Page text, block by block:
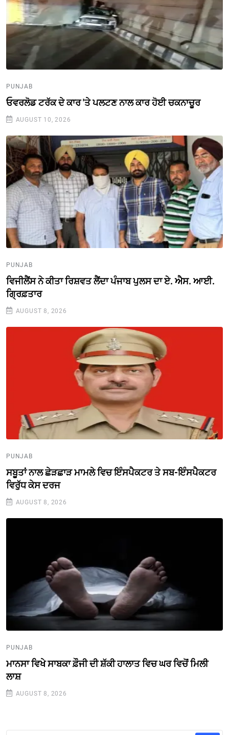
PUNJAB
ਓਵਰਲੋਡ ਟਰੱਕ ਦੇ ਕਾਰ 'ਤੇ ਪਲਟਣ ਨਾਲ ਕਾਰ ਹੋਈ ਚਕਨਾਚੂਰ
AUGUST 10, 2026
PUNJAB
ਵਿਜੀਲੈਂਸ ਨੇ ਕੀਤਾ ਰਿਸ਼ਵਤ ਲੈਂਦਾ ਪੰਜਾਬ ਪੁਲਸ ਦਾ ਏ. ਐਸ. ਆਈ.
ਗ੍ਰਿਫ਼ਤਾਰ
AUGUST 8, 2026
PUNJAB
ਸਬੂਤਾਂ ਨਾਲ ਛੇੜਛਾੜ ਮਾਮਲੇ ਵਿਚ ਇੰਸਪੈਕਟਰ ਤੇ ਸਬ-ਇੰਸਪੈਕਟਰ
ਵਿਰੁੱਧ ਕੇਸ ਦਰਜ
AUGUST 8, 2026
PUNJAB
ਮਾਨਸਾ ਵਿਖੇ ਸਾਬਕਾ ਫ਼ੌਜੀ ਦੀ ਸ਼ੱਕੀ ਹਾਲਾਤ ਵਿਚ ਘਰ ਵਿਚੋਂ ਮਿਲੀ
ਲਾਸ਼
AUGUST 8, 2026